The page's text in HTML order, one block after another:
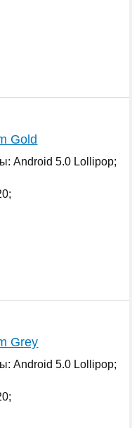
Gold
Android 5.0 Lollipop;
Grey
Android 5.0 Lollipop;